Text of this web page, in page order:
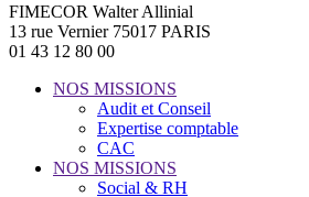
FIMECOR Walter Allinial
13 rue Vernier 75017 PARIS
01 43 12 80 00
NOS MISSIONS
Audit et Conseil
Expertise comptable
CAC
NOS MISSIONS
Social & RH